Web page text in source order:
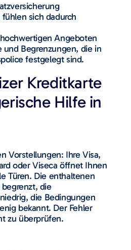
sich dadurch
Angeboten
und Begrenzungen, die in
festgelegt sind.
Kreditkarte
Hilfe in
Vorstellungen: Ihre Visa,
oder Viseca öffnet Ihnen
Türen. Die enthaltenen
die
die Bedingungen
bekannt. Der Fehler
zu überprüfen.